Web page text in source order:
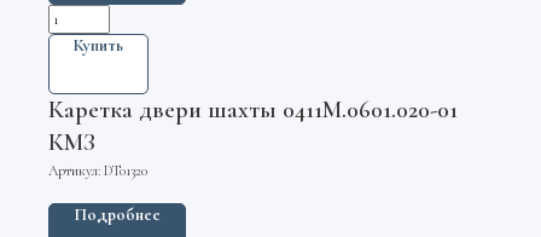
Купить
Каретка двери шахты 0411М.0601.020-01
КМЗ
Артикул: DT01320
Подробнее